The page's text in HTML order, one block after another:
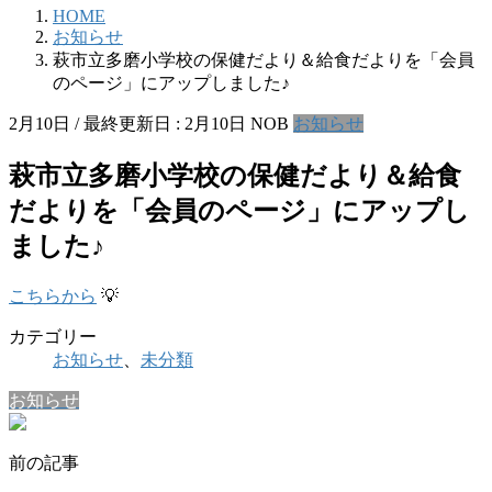
HOME
お知らせ
萩市立多磨小学校の保健だより＆給食だよりを「会員
のページ」にアップしました♪
2月10日 / 最終更新日 : 2月10日 NOB お知らせ
萩市立多磨小学校の保健だより＆給食
だよりを「会員のページ」にアップし
ました♪
こちらから 💡
カテゴリー
お知らせ
未分類
お知らせ
前の記事